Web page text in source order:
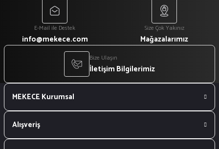
E-Mail ile Destek
info@mekece.com
Size Çok Yakınız
Mağazalarımız
Bize Ulaşın
İletişim Bilgilerimiz
MEKECE Kurumsal
Alışveriş